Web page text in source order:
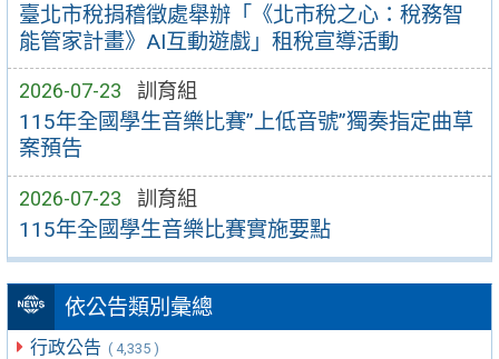
臺北市稅捐稽徵處舉辦「《北市稅之心：稅務智
能管家計畫》AI互動遊戲」租稅宣導活動
2026-07-23 訓育組
115年全國學生音樂比賽”上低音號”獨奏指定曲草
案預告
2026-07-23 訓育組
115年全國學生音樂比賽實施要點
依公告類別彙總
行政公告 ( 4,335 )